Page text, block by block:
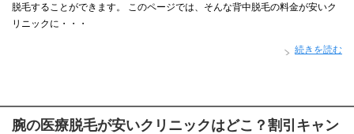
脱毛することができます。 このページでは、そんな背中脱毛の料金が安いク
リニックに・・・
続きを読む
腕の医療脱毛が安いクリニックはどこ？割引キャン